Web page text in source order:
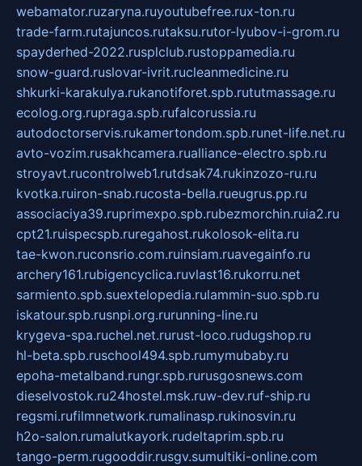
webamator.ruzaryna.ruyoutubefree.rux-ton.ru
trade-farm.rutajuncos.rutaksu.rutor-lyubov-i-grom.ru
spayderhed-2022.rusplclub.rustoppamedia.ru
snow-guard.ruslovar-ivrit.rucleanmedicine.ru
shkurki-karakulya.rukanotiforet.spb.rututmassage.ru
ecolog.org.rupraga.spb.rufalcorussia.ru
autodoctorservis.rukamertondom.spb.runet-life.net.ru
avto-vozim.rusakhcamera.rualliance-electro.spb.ru
stroyavt.rucontrolweb1.rutdsak74.rukinzozo-ru.ru
kvotka.ruiron-snab.rucosta-bella.rueugrus.pp.ru
associaciya39.ruprimexpo.spb.rubezmorchin.ruia2.ru
cpt21.ruispecspb.ruregahost.rukolosok-elita.ru
tae-kwon.ruconsrio.com.ruinsiam.ruavegainfo.ru
archery161.rubigencyclica.ruvlast16.rukorru.net
sarmiento.spb.suextelopedia.rulammin-suo.spb.ru
iskatour.spb.rusnpi.org.rurunning-line.ru
krygeva-spa.ruchel.net.rurust-loco.rudugshop.ru
hl-beta.spb.ruschool494.spb.rumymubaby.ru
epoha-metalband.rungr.spb.rurusgosnews.com
dieselvostok.ru24hostel.msk.ruw-dev.ruf-ship.ru
regsmi.rufilmnetwork.rumalinasp.rukinosvin.ru
h2o-salon.rumalutkayork.rudeltaprim.spb.ru
tango-perm.rugooddir.rusgv.sumultiki-online.com